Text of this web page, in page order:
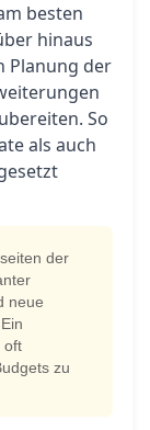
besten
hinaus
Planung der
So
als auch
der
neue
oft
zu